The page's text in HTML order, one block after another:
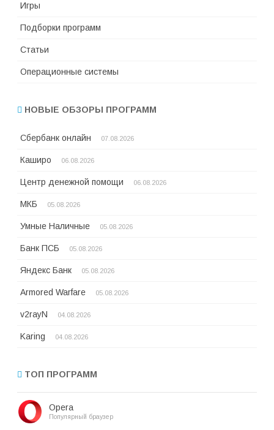
Игры
Подборки программ
Статьи
Операционные системы
НОВЫЕ ОБЗОРЫ ПРОГРАММ
Сбербанк онлайн 07.08.2026
Каширо 06.08.2026
Центр денежной помощи 06.08.2026
МКБ 05.08.2026
Умные Наличные 05.08.2026
Банк ПСБ 05.08.2026
Яндекс Банк 05.08.2026
Armored Warfare 05.08.2026
v2rayN 04.08.2026
Karing 04.08.2026
ТОП ПРОГРАММ
Opera
Популярный браузер